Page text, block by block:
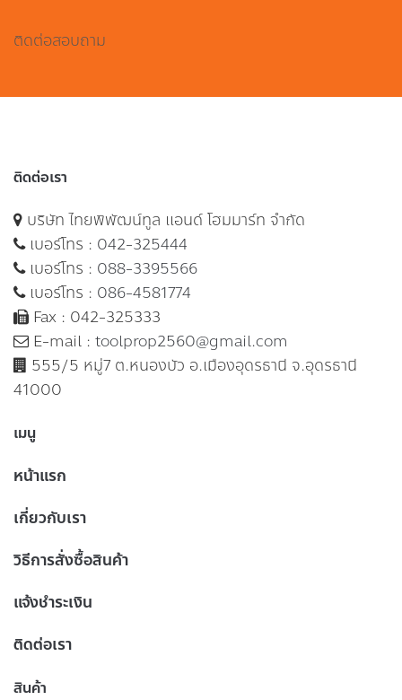
ติดต่อสอบถาม
ติดต่อเรา
บริษัท ไทยพิพัฒน์ทูล แอนด์ โฮมมาร์ท จำกัด
เบอร์โทร : 042-325444
เบอร์โทร : 088-3395566
เบอร์โทร : 086-4581774
Fax : 042-325333
E-mail : toolprop2560@gmail.com
555/5 หมู่7 ต.หนองบัว อ.เมืองอุดรธานี จ.อุดรธานี
41000
เมนู
หน้าแรก
เกี่ยวกับเรา
วิธีการสั่งซื้อสินค้า
แจ้งชำระเงิน
ติดต่อเรา
สินค้า